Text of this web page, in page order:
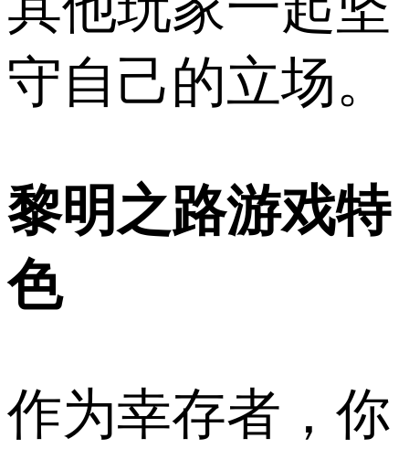
守自己的立场。
黎明之路游戏特
色
作为幸存者，你